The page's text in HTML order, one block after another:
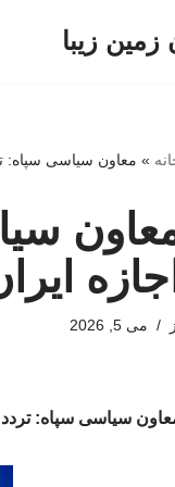
زیبا
» معاون سیاسی سپاه:
اجازه
می 5, 2026
سیاسی سپاه: تردد